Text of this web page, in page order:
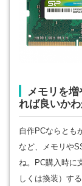
メモリを
れば良いか
自作PCならとも
など、メモリや
ね。PC購入時に
しくは換装）す